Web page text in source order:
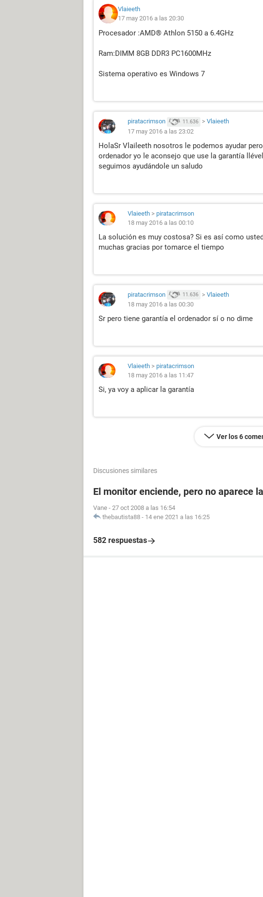
Vlaieeth
17 may 2016 a las 20:30
Procesador :AMD® Athlon 5150 a 6.4GHz
Ram:DIMM 8GB DDR3 PC1600MHz
Sistema operativo es Windows 7
piratacrimson 11.636 > Vlaieeth
17 may 2016 a las 23:02
HolaSr Vlaileeth nosotros le podemos ayudar
ordenador yo le aconsejo que use la garantía
seguimos ayudándole un saludo
Vlaieeth > piratacrimson
18 may 2016 a las 00:10
La solución es muy costosa? Si es así como
muchas gracias por tomarce el tiempo
piratacrimson 11.636 > Vlaieeth
18 may 2016 a las 00:30
Sr pero tiene garantía el ordenador sí o no dime
Vlaieeth > piratacrimson
18 may 2016 a las 11:47
Si, ya voy a aplicar la garantía
Ver los 6
Discusiones similares
El monitor enciende, pero no aparece
Vane - 27 oct 2008 a las 16:54
thebautista88 - 14 ene 2021 a las 16:25
582 respuestas